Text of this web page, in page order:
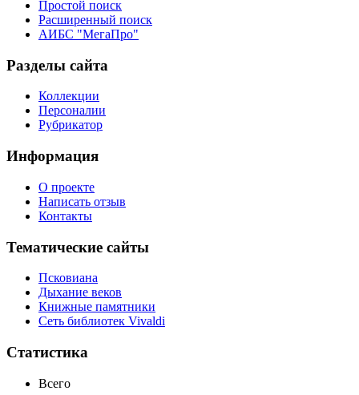
Простой поиск
Расширенный поиск
АИБС "МегаПро"
Разделы сайта
Коллекции
Персоналии
Рубрикатор
Информация
О проекте
Написать отзыв
Контакты
Тематические сайты
Псковиана
Дыхание веков
Книжные памятники
Сеть библиотек Vivaldi
Статистика
Всего